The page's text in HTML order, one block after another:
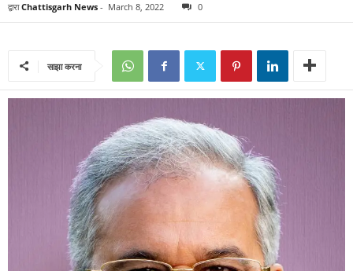
द्वारा Chattisgarh News - March 8, 2022 0
साझा करना